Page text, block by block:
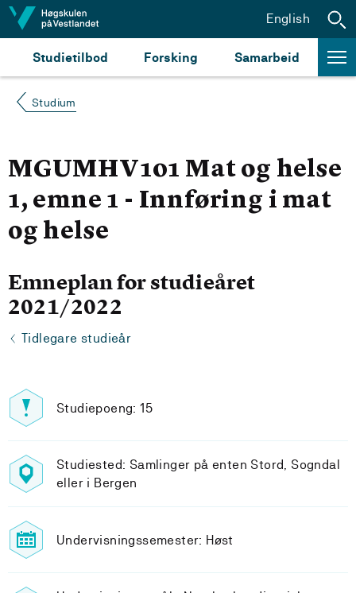
Hopp til innhald
Studietilbod Forsking Samarbeid
English
Studium
MGUMHV101 Mat og helse
1, emne 1 - Innføring i mat
og helse
Emneplan for studieåret
2021/2022
Tidlegare studieår
Studiepoeng: 15
Studiested: Samlinger på enten Stord, Sogndal
eller i Bergen
Undervisningssemester: Høst